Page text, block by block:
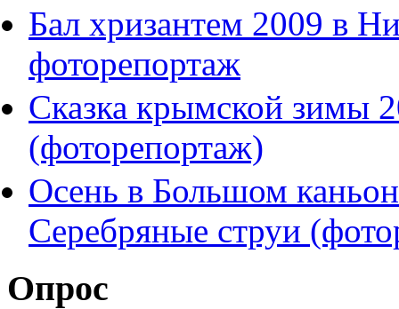
Бал хризантем 2009 в
фоторепортаж
Сказка крымской зимы
(фоторепортаж)
Осень в Большом
Серебряные струи
Опрос